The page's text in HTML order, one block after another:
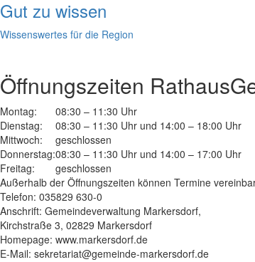
Gut zu wissen
Wissenswertes für die Region
Öffnungszeiten Rathaus
Montag:
08:30 – 11:30 Uhr
Dienstag:
08:30 – 11:30 Uhr und 14:00 – 18:00 Uhr
Mittwoch:
geschlossen
Donnerstag:08:30 – 11:30 Uhr und 14:00 – 17:00 Uhr
Freitag:
geschlossen
Außerhalb der Öffnungszeiten können Termine
Telefon: 035829 630-0
Anschrift: Gemeindeverwaltung Markersdorf,
Kirchstraße 3, 02829 Markersdorf
Homepage: www.markersdorf.de
E-Mail: sekretariat@gemeinde-markersdorf.de